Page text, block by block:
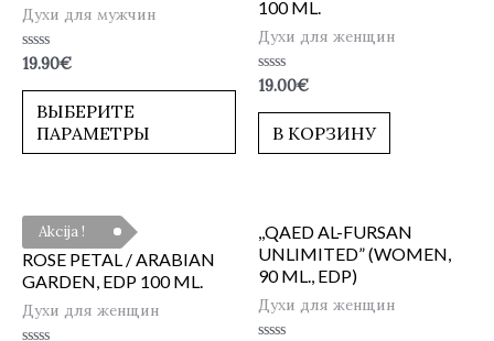
Духи для мужчин
Оценка
из
19.90€
ВЫБЕРИТЕ
ПАРАМЕТРЫ
100 ML.
Духи для женщин
Оценка
из
19.00€
В КОРЗИНУ
Akcija !
ROSE PETAL / ARABIAN
GARDEN, EDP 100 ML.
Духи для женщин
,,QAED AL-FURSAN
UNLIMITED” (WOMEN,
90 ML., EDP)
Духи для женщин